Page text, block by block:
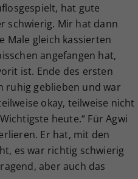
hat gute
schwierig. Mir hat dann
Male gleich kassierten
angefangen hat,
ist. Ende des ersten
ruhig geblieben und war
okay, teilweise nicht
heute.“ Für Agwi
Er hat, mit den
es war richtig schwierig
aber auch das